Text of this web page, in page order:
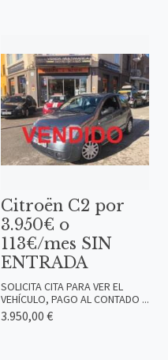
Citroën C2 por
3.950€ o
113€/mes SIN
ENTRADA
SOLICITA CITA PARA VER EL
VEHÍCULO, PAGO AL CONTADO ...
3.950,00 €